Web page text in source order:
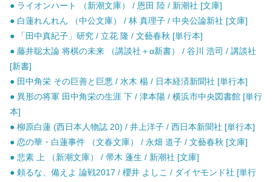
● ライオンハート （新潮文庫） / 恩田 陸 / 新潮社 [文庫]
● 白蓮れんれん （中公文庫） / 林 真理子 / 中央公論新社 [文庫]
● 「田中真紀子」研究 / 立花 隆 / 文藝春秋 [単行本]
● 藤井聡太論 将棋の未来 （講談社＋α新書） / 谷川 浩司 / 講談社
[新書]
● 田中角栄 その巨善と巨悪 / 水木 楊 / 日本経済新聞社 [単行本]
● 異形の将軍 田中角栄の生涯 下 / 津本陽 / 横浜市中央図書館 [単行
本]
● 柳原白蓮 (西日本人物誌 20) / 井上洋子 / 西日本新聞社 [単行本]
● 恋の華・白蓮事件 （文春文庫） / 永畑 道子 / 文藝春秋 [文庫]
● 悲素 上 （新潮文庫） / 帚木 蓬生 / 新潮社 [文庫]
● 頼るな、備えよ 論戦2017 / 櫻井 よしこ / ダイヤモンド社 [単行